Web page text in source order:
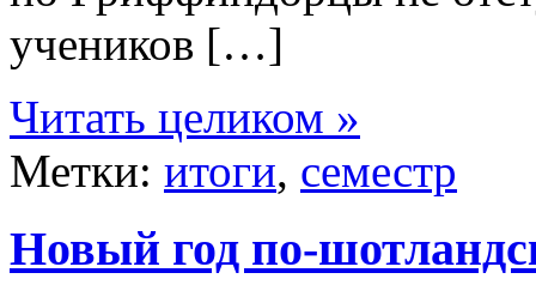
учеников […]
Читать целиком »
Метки: итоги, семестр
Новый год по-